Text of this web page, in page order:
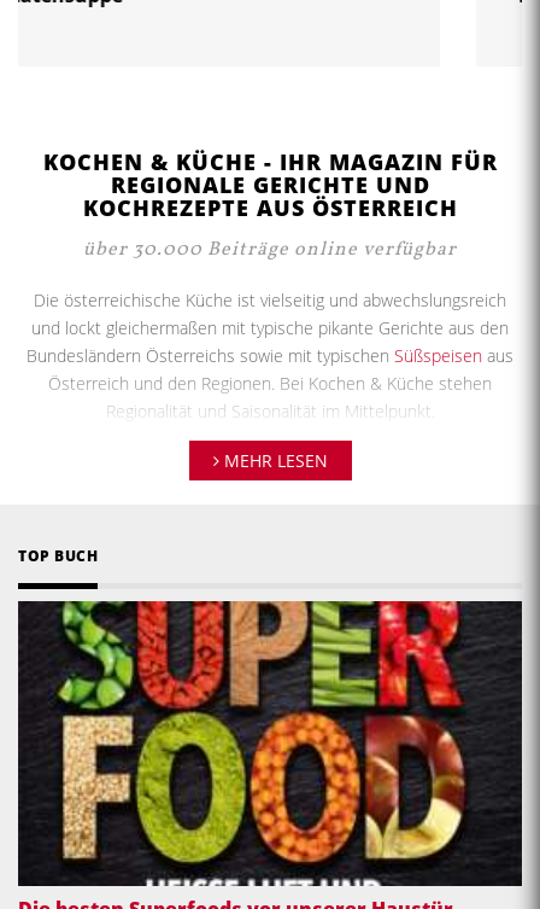
Bienenstich selber machen
KOCHEN & KÜCHE - IHR MAGAZIN FÜR
REGIONALE GERICHTE UND
KOCHREZEPTE AUS ÖSTERREICH
Die österreichische Küche ist vielseitig und abwechslungsreich
und lockt gleichermaßen mit typische pikante Gerichte aus den
Bundesländern Österreichs sowie mit typischenSüßspeisen
Österreich und den Regionen. Bei Kochen & Küche stehen
Regionalität und Saisonalität im Mittelpunkt.
Kochrezepte aus Österreich von Kochen & Küche: Hier finden Sie
das ganze Jahr über kostenlose österreichische Rezepte:
Faschingskrapfen, saisonale Blechkuchen mit Obst und weitere
Backtipps!
Stellen Sie sich auch immer wieder die Frage „Was soll ich heute
kochen?“ – Auf Kochen & Küche finden SieAktuelle Kochrezepte
MEHR LESEN
TOP BUCH